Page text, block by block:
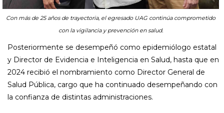
Con más de 25 años de trayectoria, el egresado UAG continúa comprometido
con la vigilancia y prevención en salud.
Posteriormente se desempeñó como epidemiólogo estatal
y Director de Evidencia e Inteligencia en Salud, hasta que en
2024 recibió el nombramiento como Director General de
Salud Pública, cargo que ha continuado desempeñando con
la confianza de distintas administraciones.